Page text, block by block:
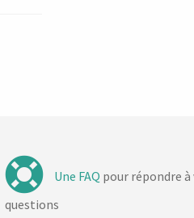
Une FAQ pour répondre à
questions